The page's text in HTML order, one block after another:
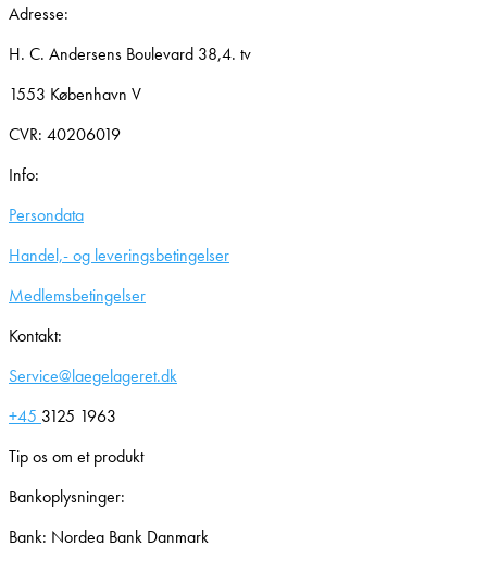
Adresse:
H. C. Andersens Boulevard 38,4. tv
1553 København V
CVR: 40206019
Info:
Persondata
Handel,- og leveringsbetingelser
Medlemsbetingelser
Kontakt:
Service@laegelageret.dk
+45 3125 1963
Tip os om et produkt
Bankoplysninger:
Bank: Nordea Bank Danmark